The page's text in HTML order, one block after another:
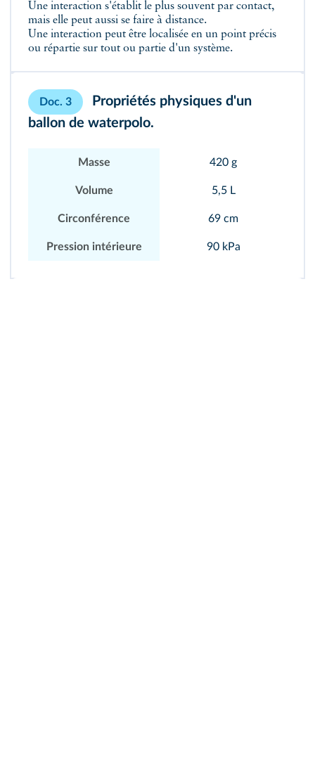
Une interaction s'établit le plus souvent par contact,
mais elle peut aussi se faire à distance.
Une interaction peut être localisée en un point précis
ou répartie sur tout ou partie d'un système.
Doc. 3
Propriétés physiques d'un
ballon de waterpolo.
Masse 420 g
Volume 5,5 L
Circonférence 69 cm
Pression intérieure 90 kPa